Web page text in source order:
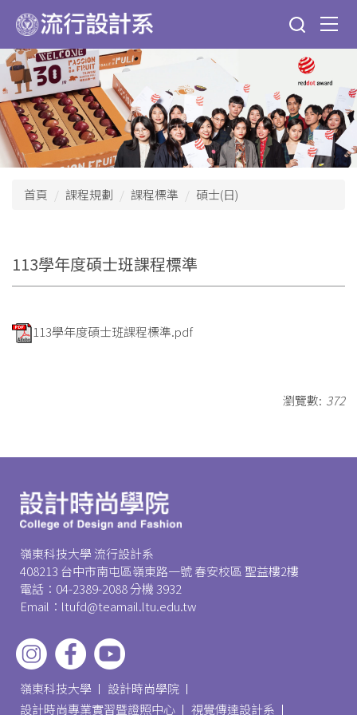
到
主
要
內
容
區
首頁 課程規劃 課程標準 碩士(日)
113學年度碩士班課程標準
113學年度碩士班課程標準.pdf
瀏覽數: 372
嶺東科技大學 流行設計系
408213 台中市南屯區嶺東路一號 春安校區 聖益樓2樓
電話：04-2389-2088 分機 3932
Email：ltufd@teamail.ltu.edu.tw
嶺東科技大學
設計時尚學院
設計時尚專業實習暨證照中心
視覺傳達設計系